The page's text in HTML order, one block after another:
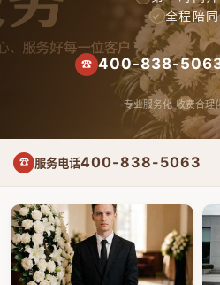
✓ 全程陪
☎ 400-838-
专业服务化 收费合理
☎ 服务电话400-838-5063